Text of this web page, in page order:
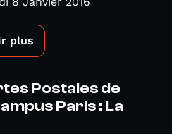
plus
Postales de
Paris : La